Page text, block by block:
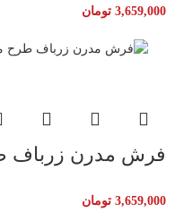
3,659,000 تومان
فرش مدرن زرباف
3,659,000 تومان